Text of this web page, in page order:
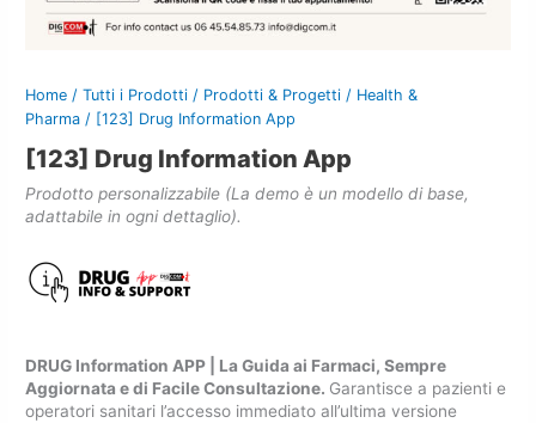
Home /Tutti i Prodotti / Prodotti & Progetti / Health &
Pharma / [123] Drug Information App
[123] Drug Information App
Prodotto personalizzabile (La demo è un modello di base,
adattabile in ogni dettaglio).
DRUG Information APP | La Guida ai Farmaci, Sempre
Aggiornata e di Facile Consultazione. Garantisce a pazienti e
operatori sanitari l’accesso immediato all’ultima versione